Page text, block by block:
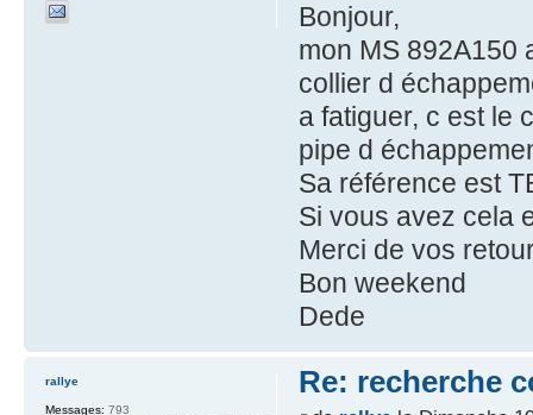
Bonjour,
mon MS 892A150
collier d
a fatiguer, c est le
pipe d
Sa référence est
Si vous avez cela
Merci de vos
Bon weekend
Dede
Re: recherche
rallye
Messages: 793